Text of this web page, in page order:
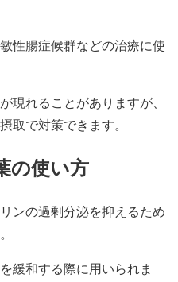
性腸症候群などの治療に使
現れることがありますが、
取で対策できます。
の使い方
ンの過剰分泌を抑えるため
緩和する際に用いられま